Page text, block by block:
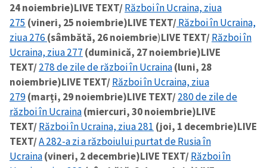
24 noiembrie)LIVE TEXT/Război în Ucraina, ziua
275 (vineri, 25 noiembrie)LIVE TEXT/Război în Ucraina,
ziua 276 (sâmbătă, 26 noiembrie)LIVE TEXT/Război în
Ucraina, ziua 277 (duminică, 27 noiembrie)LIVE
TEXT/278 de zile de război în Ucraina(luni, 28
noiembrie)LIVE TEXT/Război în Ucraina, ziua
279(marți, 29 noiembrie)LIVE TEXT/280 de zile de
război în Ucraina(miercuri, 30 noiembrie)LIVE
TEXT/Război în Ucraina, ziua 281 (joi, 1 decembrie)LIVE
TEXT/A 282-a zi a războiului purtat de Rusia în
Ucraina(vineri, 2 decembrie)LIVE TEXT/Război în